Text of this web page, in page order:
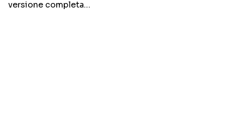
versione completa…